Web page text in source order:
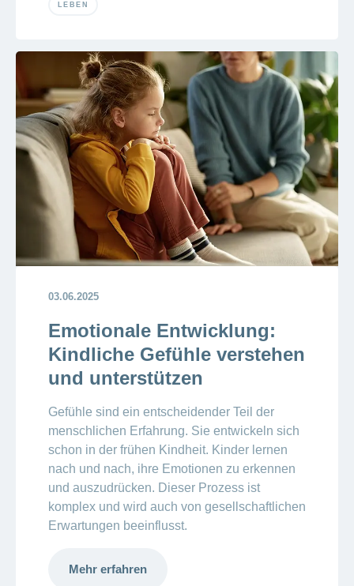
LEBEN
03.06.2025
Emotionale Entwicklung:
Kindliche Gefühle verstehen
und unterstützen
Gefühle sind ein entscheidender Teil der
menschlichen Erfahrung. Sie entwickeln sich
schon in der frühen Kindheit. Kinder lernen
nach und nach, ihre Emotionen zu erkennen
und auszudrücken. Dieser Prozess ist
komplex und wird auch von gesellschaftlichen
Erwartungen beeinflusst.
Mehr erfahren